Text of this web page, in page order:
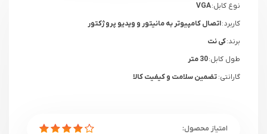
نوع کابل:VGA
کاربرد :اتصال کامپیوتر به مانیتور و ویدیو پروژکتور
برند:کی نت
طول کابل:30 متر
گارانتی:تضمین سلامت و کیفیت کالا